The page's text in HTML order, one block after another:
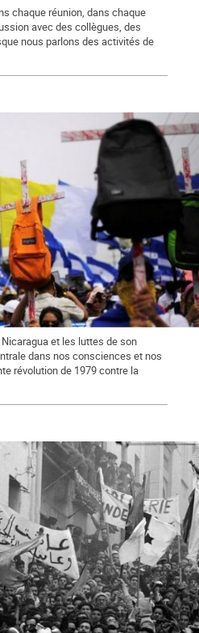
chaque réunion, dans chaque
avec des collègues, des
nous parlons des activités de
Le Nicaragua nous convoque
et les luttes de son
dans nos consciences et nos
révolution de 1979 contre la